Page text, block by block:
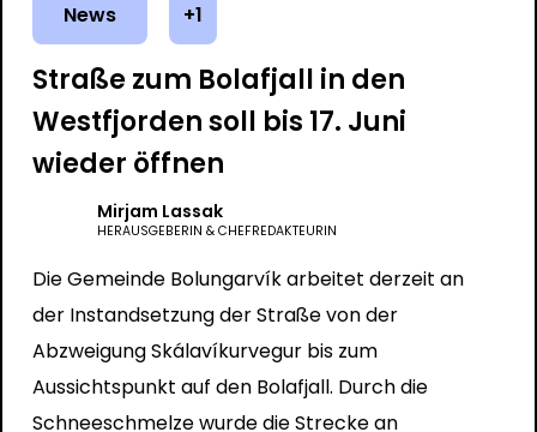
News +1
Straße zum Bolafjall in den
Westfjorden soll bis 17. Juni
wieder öffnen
Mirjam Lassak
HERAUSGEBERIN & CHEFREDAKTEURIN
Die Gemeinde Bolungarvík arbeitet derzeit an
der Instandsetzung der Straße von der
Abzweigung Skálavíkurvegur bis zum
Aussichtspunkt auf den Bolafjall. Durch die
Schneeschmelze wurde die Strecke an